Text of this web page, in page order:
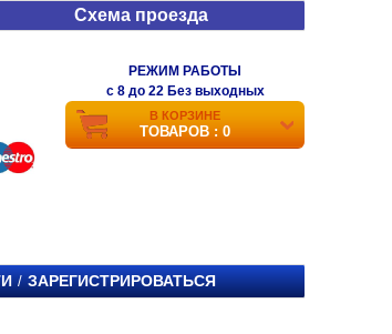
Схема проезда
РЕЖИМ РАБОТЫ
c 8 до 22 Без выходных
В КОРЗИНЕ
ТОВАРОВ : 0
/ ЗАРЕГИСТРИРОВАТЬСЯ